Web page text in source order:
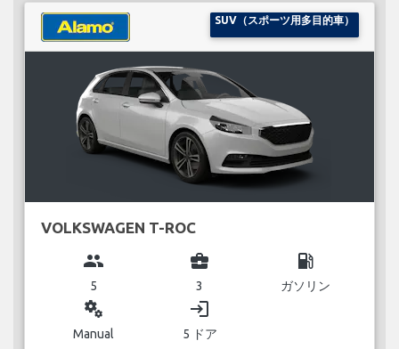
SUV（スポーツ用多目的車）
VOLKSWAGEN T-ROC
group
5
business_center
3
local_gas_station
ガソリン
miscellaneous_services
Manual
login
5 ドア